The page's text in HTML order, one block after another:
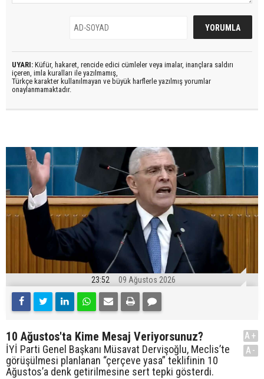
UYARI: Küfür, hakaret, rencide edici cümleler veya imalar, inançlara saldırı
içeren, imla kuralları ile yazılmamış,
Türkçe karakter kullanılmayan ve büyük harflerle yazılmış yorumlar
onaylanmamaktadır.
23:52 09 Ağustos 2026
10 Ağustos'ta Kime Mesaj Veriyorsunuz?
İYİ Parti Genel Başkanı Müsavat Dervişoğlu, Meclis’te
görüşülmesi planlanan “çerçeve yasa” teklifinin 10
Ağustos’a denk getirilmesine sert tepki gösterdi.
A+
A-